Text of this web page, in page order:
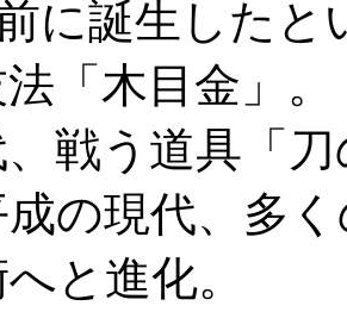
に誕生したと
「木目金」。
戦う道具「
の現代、多
と進化。